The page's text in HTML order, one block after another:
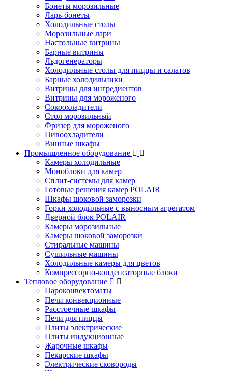
Бонеты морозильные
Ларь-бонеты
Холодильные столы
Морозильные лари
Настольные витрины
Барные витрины
Льдогенераторы
Холодильные столы для пиццы и салатов
Барные холодильники
Витрины для ингредиентов
Витрины для мороженого
Сокоохладители
Стол морозильный
Фризер для мороженого
Пивоохладители
Винные шкафы
Промышленное оборудование
Камеры холодильные
Моноблоки для камер
Сплит-системы для камер
Готовые решения камер POLAIR
Шкафы шоковой заморозки
Горки холодильные с выносным агрегатом
Дверной блок POLAIR
Камеры морозильные
Камеры шоковой заморозки
Стиральные машины
Сушильные машины
Холодильные камеры для цветов
Компрессорно-конденсаторные блоки
Тепловое оборудование
Пароконвектоматы
Печи конвекционные
Расстоечные шкафы
Печи для пиццы
Плиты электрические
Плиты индукционные
Жарочные шкафы
Пекарские шкафы
Электрические сковороды